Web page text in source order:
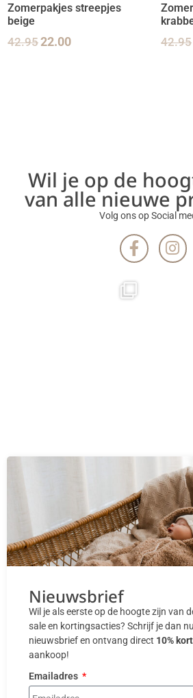
Zomerpakjes streepjes
beige
42.9522.00 42.95
Wil je op de
van alle nieuwe
Volg ons op Social
Nieuwsbrief
Wil je als eerste op de hoogte zijn van
sale en kortingsacties? Schrijf je dan
nieuwsbrief en ontvang direct 10%
aankoop!
Emailadres